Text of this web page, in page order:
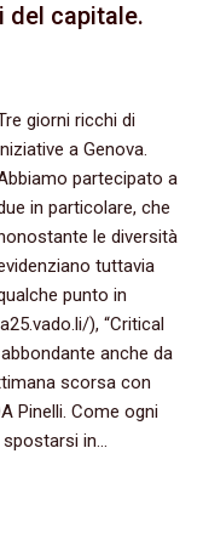
del capitale.
giorni ricchi di
a Genova.
partecipato a
in particolare, che
le diversità
tuttavia
punto in
), “Critical
anche da
scorsa con
Pinelli. Come ogni
spostarsi in…